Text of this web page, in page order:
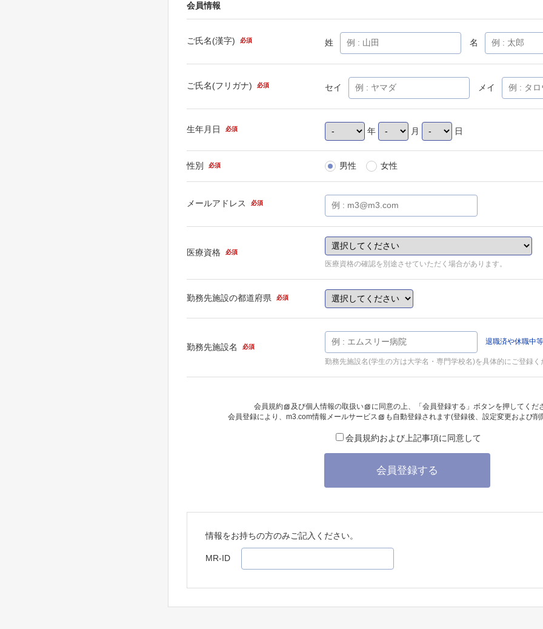
会員情報
ご氏名(漢字) 必須 姓 名
ご氏名(フリガナ) 必須 セイ メイ
生年月日 必須 年 月 日
性別 必須 男性 女性
メールアドレス 必須
医療資格 必須
医療資格の確認を別途させていただく場合があります。
勤務先施設の都道府県 必須
勤務先施設名 必須
退職済や休職中
勤務先施設名(学生の方は大学名・専門学校名)を具体的にご登録く
会員規約 及び個人情報の取扱い
に同意の上、「会員登録する」ボタンを押してくだ
会員登録により、 m3.com情報メールサービス も自動登録されます(登録後、設定変更および
会員規約および上記事項に同意して
会員登録する
情報をお持ちの方のみご記入ください。
MR-ID